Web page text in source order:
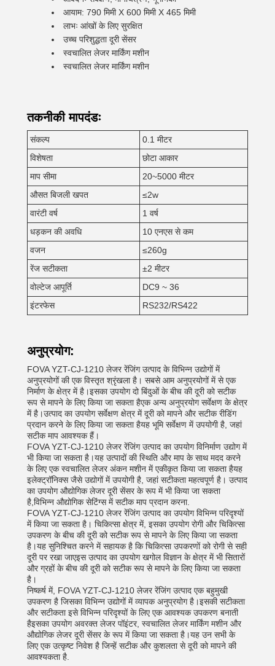
आयाम: 790 मिमी X 600 मिमी X 465 मिमी
लाभः आंखों के लिए सुरक्षित
उच्च परिशुद्धता दूरी सेंसर
स्वचालित लेजर मार्किंग मशीन
स्वचालित लेजर मार्किंग मशीन
तकनीकी मापदंडः
संकल्प
0.1 मीटर
विशेषता
छोटा आकार
माप सीमा
20~5000 मीटर
औसत बिजली खपत
≤2w
वारंटी वर्ष
1 वर्ष
धड़कन की अवधि
10 एनएस से कम
वजन
≤260g
रेंज सटीकता
±2 मीटर
वोल्टेज आपूर्ति
DC9 ~ 36
इंटरफेस
RS232/RS422
अनुप्रयोग:
FOVA YZT-CJ-1210 लेजर रेंजिंग उत्पाद के विभिन्न उद्योगों में
अनुप्रयोगों की एक विस्तृत श्रृंखला है। सबसे आम अनुप्रयोगों में से एक
निर्माण के क्षेत्र में है।इसका उपयोग दो बिंदुओं के बीच की दूरी को सटीक
रूप से मापने के लिए किया जा सकता हैएक अन्य अनुप्रयोग सर्वेक्षण के क्षेत्र
में है।उत्पाद का उपयोग सर्वेक्षण क्षेत्र में दूरी को मापने और सटीक रीडिंग
प्रदान करने के लिए किया जा सकता हैयह भूमि सर्वेक्षण में उपयोगी है, जहां
सटीक माप आवश्यक हैं।
FOVA YZT-CJ-1210 लेजर रेंजिंग उत्पाद का उपयोग विनिर्माण उद्योग में
भी किया जा सकता है।यह उत्पादों की स्थिति और माप के साथ मदद करने
के लिए एक स्वचालित लेजर अंकन मशीन में एकीकृत किया जा सकता हैयह
इलेक्ट्रॉनिक्स जैसे उद्योगों में उपयोगी है, जहां सटीकता महत्वपूर्ण है। उत्पाद
का उपयोग औद्योगिक लेजर दूरी सेंसर के रूप में भी किया जा सकता
है,विभिन्न औद्योगिक सेटिंग्स में सटीक माप प्रदान करना.
FOVA YZT-CJ-1210 लेजर रेंजिंग उत्पाद का उपयोग विभिन्न परिदृश्यों
में किया जा सकता है। चिकित्सा क्षेत्र में, इसका उपयोग रोगी और चिकित्सा
उपकरण के बीच की दूरी को सटीक रूप से मापने के लिए किया जा सकता
है।यह सुनिश्चित करने में सहायक है कि चिकित्सा उपकरणों को रोगी से सही
दूरी पर रखा जाएइस उत्पाद का उपयोग खगोल विज्ञान के क्षेत्र में भी सितारों
और ग्रहों के बीच की दूरी को सटीक रूप से मापने के लिए किया जा सकता
है।
निष्कर्ष में, FOVA YZT-CJ-1210 लेजर रेंजिंग उत्पाद एक बहुमुखी
उपकरण है जिसका विभिन्न उद्योगों में व्यापक अनुप्रयोग है।इसकी सटीकता
और सटीकता इसे विभिन्न परिदृश्यों के लिए एक आवश्यक उपकरण बनाती
हैइसका उपयोग अवरक्त लेजर पॉइंटर, स्वचालित लेजर मार्किंग मशीन और
औद्योगिक लेजर दूरी सेंसर के रूप में किया जा सकता है।यह उन सभी के
लिए एक उत्कृष्ट निवेश है जिन्हें सटीक और कुशलता से दूरी को मापने की
आवश्यकता है.